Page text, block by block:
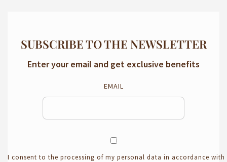
SUBSCRIBE TO THE NEWSLETTER
Enter your email and get exclusive benefits
EMAIL
I consent to the processing of my personal data in accordance